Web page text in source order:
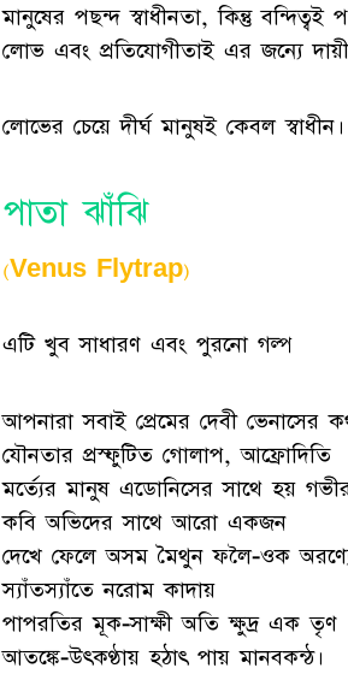
মানুষের পছন্দ স্বাধীনতা, কিন্তু বন্দিত্বই
লোভ এবং প্রতিযোগীতাই এর জন্যে দায়ী
লোভের চেয়ে দীর্ঘ মানুষই কেবল স্বাধীন।
পাতা ঝাঁঝি
(Venus Flytrap)
এটি খুব সাধারণ এবং পুরনো গল্প
আপনারা সবাই প্রেমের দেবী ভেনাসের
যৌনতার প্রস্ফুটিত গোলাপ, আফ্রোদিতি
মর্ত্যের মানুষ এডোনিসের সাথে হয় গভীর
কবি অভিদের সাথে আরো একজন
দেখে ফেলে অসম মৈথুন ফলৈ-ওক
স্যাঁতস্যাঁতে নরোম কাদায়
পাপরতির মূক-সাক্ষী অতি ক্ষুদ্র এক তৃণ
আতঙ্কে-উৎকণ্ঠায় হঠাৎ পায় মানবকন্ঠ।